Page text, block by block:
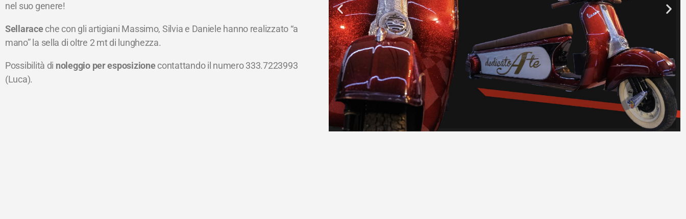
nel suo genere!
Sellaraceche con gli artigiani Massimo, Silvia e Daniele hanno realizzato “a
mano” la sella di oltre 2 mt di lunghezza.
Possibilità di noleggio per esposizionecontattando il numero 333.7223993
(Luca).